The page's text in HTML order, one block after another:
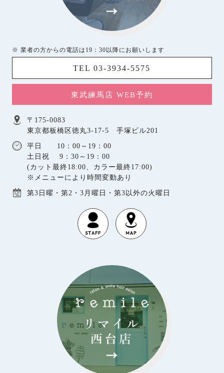
※ 業者の方からの電話は19：30以降にお願いします
TEL 03-3934-5575
東武練馬店 WEB予約
〒175-0083
東京都板橋区徳丸3-17-5 手塚ビル201
平日 10：00～19：00
土日祝 9：30～19：00
(カット最終18:00、カラー最終17:00)
※メニューにより時間変動あり
第3日曜・第2・3月曜日・第3以外の火曜日